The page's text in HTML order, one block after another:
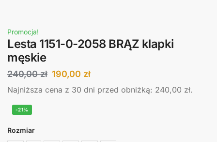
Promocja!
Lesta 1151-0-2058 BRĄZ klapki
męskie
240,00zł 190,00 zł
Najniższa cena z 30 dni przed obniżką: 240,00 zł.
-21%
Rozmiar